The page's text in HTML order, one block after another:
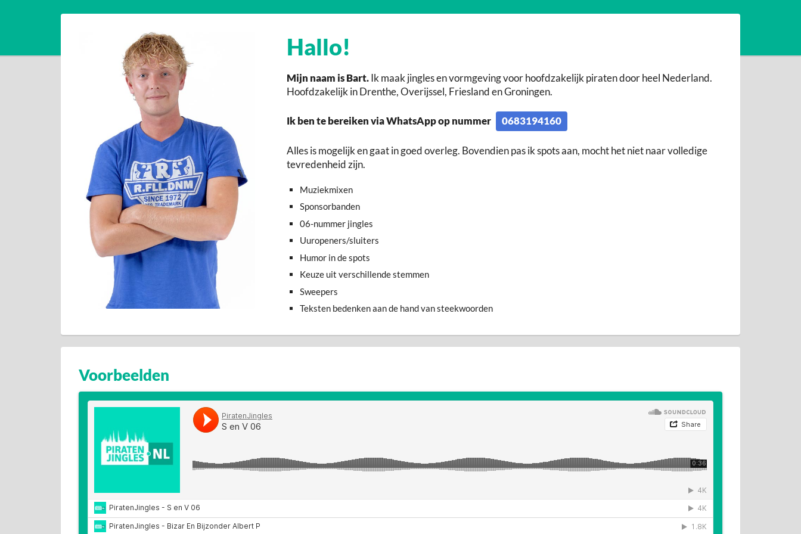
Hallo!
Mijn naam is Bart.Ik maak jingles en vormgeving voor hoofdzakelijk piraten door heel Nederland.
Hoofdzakelijk in Drenthe, Overijssel, Friesland en Groningen.
Ik ben te bereiken viaWhatsApp op nummer 0683194160
Alles is mogelijk en gaat in goed overleg. Bovendien pas ik spots aan, mocht het niet naar volledige
tevredenheid zijn.
Muziekmixen
Sponsorbanden
06-nummer jingles
Uuropeners/sluiters
Humor in de spots
Keuze uit verschillende stemmen
Sweepers
Teksten bedenken aan de hand van steekwoorden
Voorbeelden